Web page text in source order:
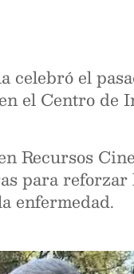
el
el Centro de
Recursos
para reforzar
enfermedad.